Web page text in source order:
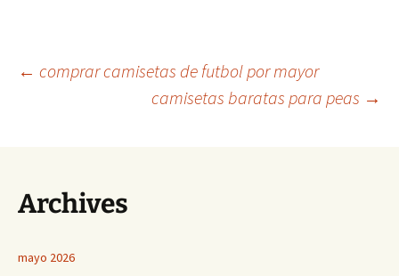
Navegación
entradas
← comprar camisetas de futbol por mayor
camisetas baratas para peas →
Archives
mayo 2026